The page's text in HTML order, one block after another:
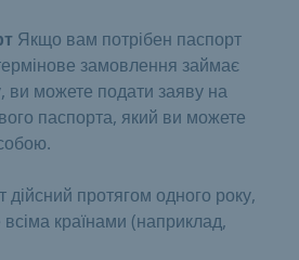
Якщо вам потрібен паспорт
замовлення займає
ви можете подати заяву на
паспорта, який ви можете
протягом одного року,
країнами (наприклад,